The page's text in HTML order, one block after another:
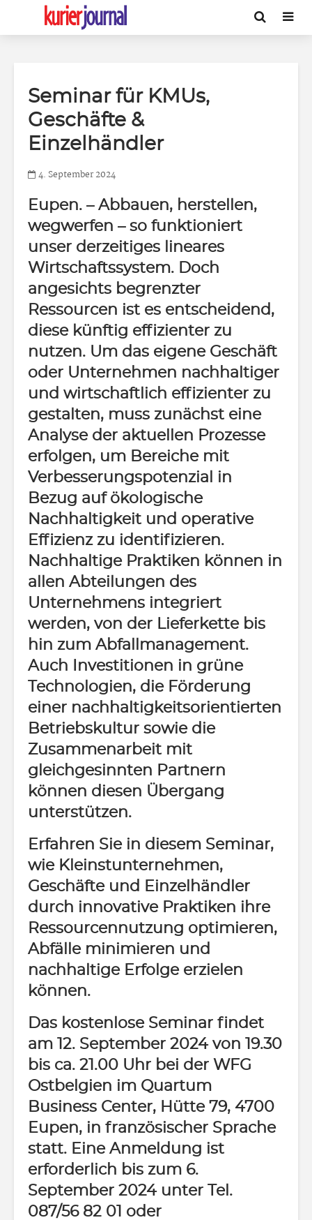
Seminar für KMUs,
Geschäfte &
Einzelhändler
4. September 2024
Eupen. – Abbauen, herstellen,
wegwerfen – so funktioniert
unser derzeitiges lineares
Wirtschaftssystem. Doch
angesichts begrenzter
Ressourcen ist es entscheidend,
diese künftig effizienter zu
nutzen. Um das eigene Geschäft
oder Unternehmen nachhaltiger
und wirtschaftlich effizienter zu
gestalten, muss zunächst eine
Analyse der aktuellen Prozesse
erfolgen, um Bereiche mit
Verbesserungspotenzial in
Bezug auf ökologische
Nachhaltigkeit und operative
Effizienz zu identifizieren.
Nachhaltige Praktiken können in
allen Abteilungen des
Unternehmens integriert
werden, von der Lieferkette bis
hin zum Abfallmanagement.
Auch Investitionen in grüne
Technologien, die Förderung
einer nachhaltigkeitsorientierten
Betriebskultur sowie die
Zusammenarbeit mit
gleichgesinnten Partnern
können diesen Übergang
unterstützen.
Erfahren Sie in diesem Seminar,
wie Kleinstunternehmen,
Geschäfte und Einzelhändler
durch innovative Praktiken ihre
Ressourcennutzung optimieren,
Abfälle minimieren und
nachhaltige Erfolge erzielen
können.
Das kostenlose Seminar findet
am 12. September 2024 von 19.30
bis ca. 21.00 Uhr bei der WFG
Ostbelgien im Quartum
Business Center, Hütte 79, 4700
Eupen, in französischer Sprache
statt. Eine Anmeldung ist
erforderlich bis zum 6.
September 2024 unter Tel.
087/56 82 01 oder